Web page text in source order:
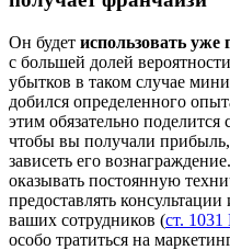
Он будет использовать уже
с большей долей
убытков в таком случае
добился определенного
этим обязательно
чтобы вы получали
зависеть его
оказывать постоянную
предоставлять
ваших сотрудников (ст.
особо тратиться на